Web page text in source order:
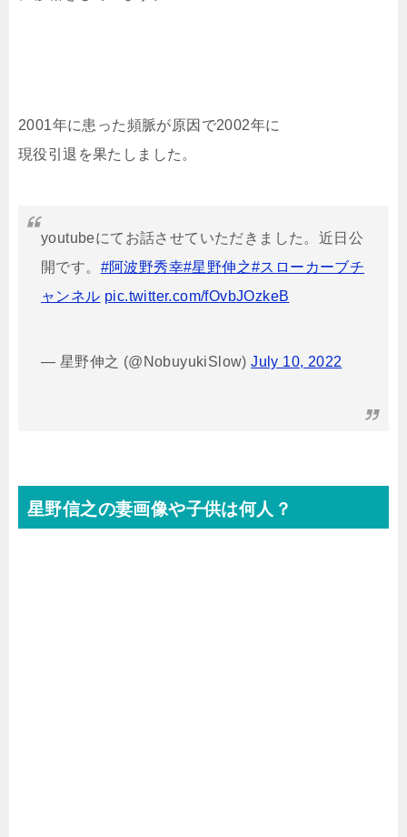
2001年に患った頻脈が原因で2002年に
現役引退を果たしました。
youtubeにてお話させていただきました。近日公
開です。 #阿波野秀幸#星野伸之#スローカーブチ
ャンネル pic.twitter.com/fOvbJOzkeB
— 星野伸之 (@NobuyukiSlow)July 10, 2022
星野信之の妻画像や子供は何人？